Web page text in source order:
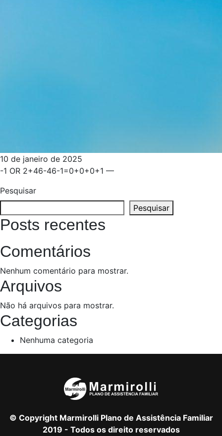
10 de janeiro de 2025
-1 OR 2+46-46-1=0+0+0+1 —
Pesquisar
Pesquisar
Posts recentes
Comentários
Nenhum comentário para mostrar.
Arquivos
Não há arquivos para mostrar.
Categorias
Nenhuma categoria
© Copyright Marmirolli Plano de Assistência Familiar
2019 - Todos os direito reservados